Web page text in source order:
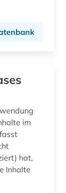
im
hat,
Inhalte